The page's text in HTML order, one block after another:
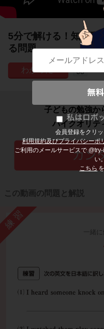
会員登録をクリ
利用規約及びプライバシーポ
ご利用のメールサービスで
い
こちら
5分で解ける！知覚
る問題
53
子どもの勉強か
ハイクオリテ
この動画の問題と解説
練習
一緒